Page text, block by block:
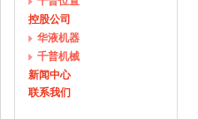
控股公司
华液机器
千普机械
新闻中心
联系我们